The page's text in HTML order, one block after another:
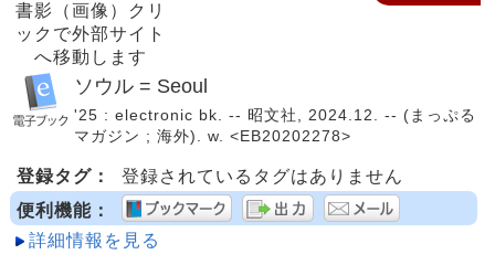
書影（画像）クリ
ックで外部サイト
へ移動します
ソウル = Seoul
'25 : electronic bk. -- 昭文社, 2024.12. -- (まっぷる
マガジン ; 海外). w. <EB20202278>
登録タグ：
登録されているタグはありません
便利機能：
詳細情報を見る